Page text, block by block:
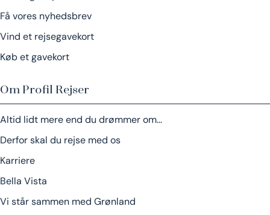
Få vores nyhedsbrev
Vind et rejsegavekort
Køb et gavekort
Om Profil Rejser
Altid lidt mere end du drømmer om…
Derfor skal du rejse med os
Karriere
Bella Vista
Vi står sammen med Grønland